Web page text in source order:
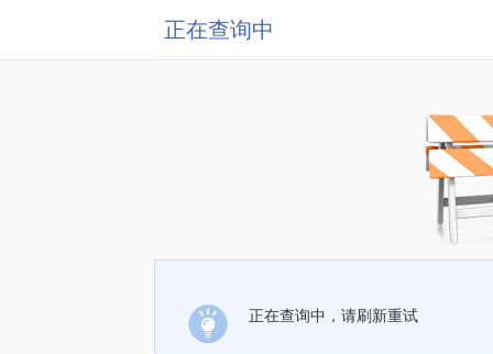
正在查询中
正在查询中，请刷新重试